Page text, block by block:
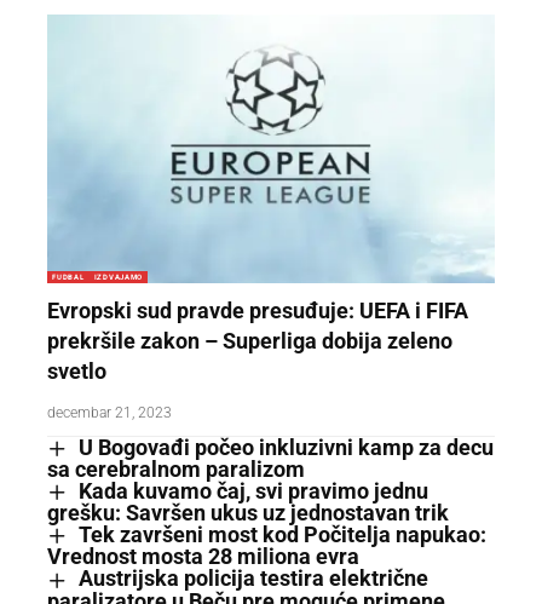
FUDBAL IZDVAJAMO
Evropski sud pravde presuđuje: UEFA i FIFA
prekršile zakon – Superliga dobija zeleno
svetlo
decembar 21, 2023
U Bogovađi počeo inkluzivni kamp za decu
sa cerebralnom paralizom
Kada kuvamo čaj, svi pravimo jednu
grešku: Savršen ukus uz jednostavan trik
Tek završeni most kod Počitelja napukao:
Vrednost mosta 28 miliona evra
Austrijska policija testira električne